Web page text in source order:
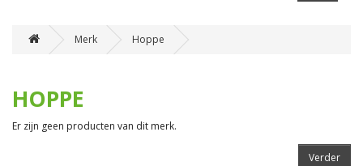
Merk Hoppe
HOPPE
Er zijn geen producten van dit merk.
Verder